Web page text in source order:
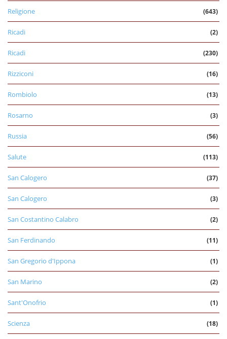
Religione (643)
Ricadi (2)
Ricadi (230)
Rizziconi (16)
Rombiolo (13)
Rosarno (3)
Russia (56)
Salute (113)
San Calogero (37)
San Calogero (3)
San Costantino Calabro (2)
San Ferdinando (11)
San Gregorio d'Ippona (1)
San Marino (2)
Sant'Onofrio (1)
Scienza (18)